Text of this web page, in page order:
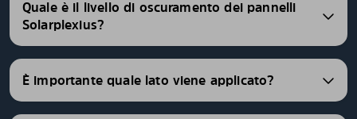
Quale è il livello di oscuramento dei pannelli
Solarplexius?
È importante quale lato viene applicato?